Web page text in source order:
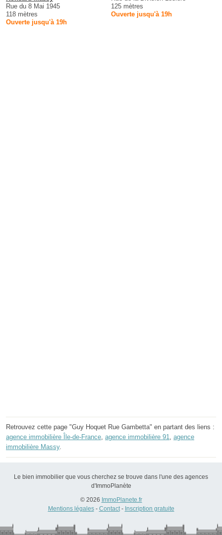
Rue du 8 Mai 1945
118 mètres
Ouverte jusqu'à 19h
125 mètres
Ouverte jusqu'à 19h
Retrouvez cette page "Guy Hoquet Rue Gambetta" en partant des liens :
agence immobilière Île-de-France, agence immobilière 91, agence
immobilière Massy.
Le bien immobilier que vous cherchez se trouve dans l'une des agences
d'ImmoPlanète
© 2026 ImmoPlanete.fr
Mentions légales- Contact- Inscription gratuite